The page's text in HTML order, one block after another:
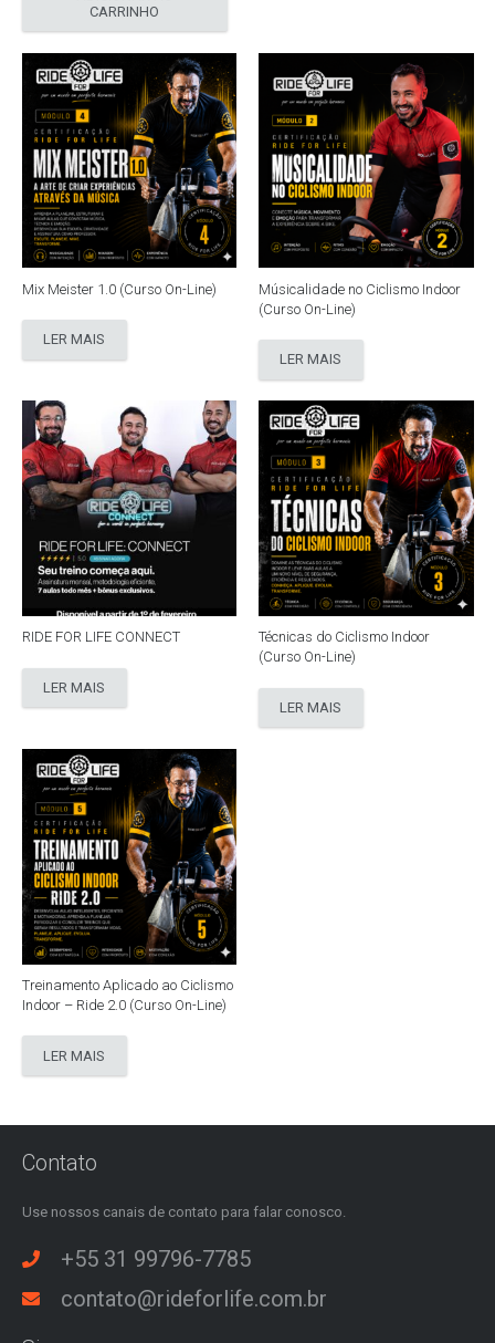
era:
CARRINHO
Mix Meister 1.0 (Curso On-Line)
LER MAIS
Músicalidade no Ciclismo Indoor
(Curso On-Line)
LER MAIS
RIDE FOR LIFE CONNECT
LER MAIS
Técnicas do Ciclismo Indoor
(Curso On-Line)
LER MAIS
Treinamento Aplicado ao Ciclismo
Indoor – Ride 2.0 (Curso On-Line)
LER MAIS
Contato
Use nossos canais de contato para falar conosco.
+55 31 99796-7785
contato@rideforlife.com.br